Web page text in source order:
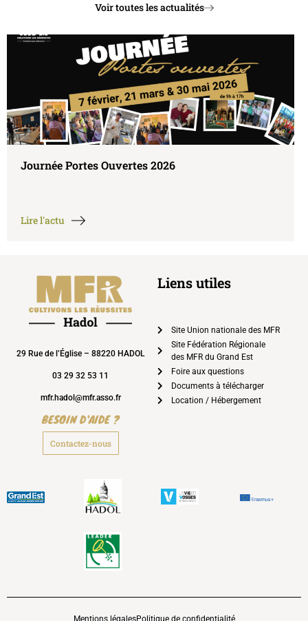
Voir toutes les actualités
🎀 Octobre Rose 🎀
29 Rue de l’Église – 88220 HADOL
03 29 32 53 11
mfr.hadol@mfr.asso.fr
BESOIN D'AIDE ?
Contactez-nous
Liens utiles
Site Union nationale des MFR
Site Fédération Régionale
des MFR du Grand Est
Foire aux questions
Documents à télécharger
Location / Hébergement
Mentions légalesPolitique de confidentialité